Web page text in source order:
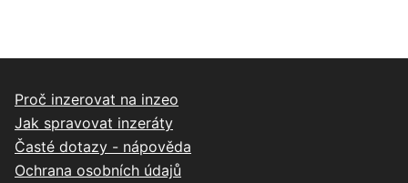
Proč inzerovat na inzeo
Jak spravovat inzeráty
Časté dotazy - nápověda
Ochrana osobních údajů